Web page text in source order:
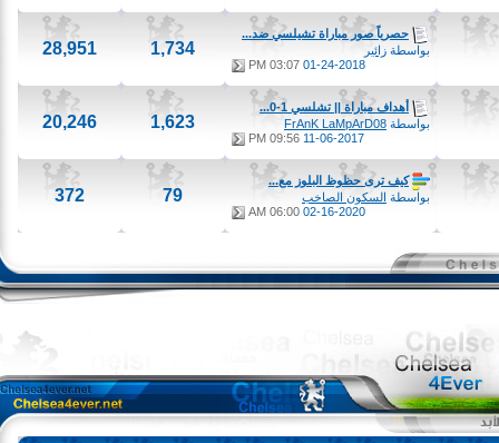
حصرياً صور مباراة تشيلسي ضد...
بواسطةزائير
01-24-2018
03:07 PM
1,734
28,951
أهداف مباراة || تشلسي 1-0...
بواسطةFrAnK LaMpArD08
11-06-2017
09:56 PM
1,623
20,246
كيف ترى حظوظ البلوز مع...
بواسطةالسكون الصاخب
02-16-2020
06:00 AM
372